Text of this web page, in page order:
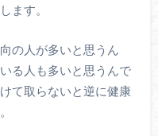
ます。
の人が多いと思うん
る人も多いと思うんで
て取らないと逆に健康